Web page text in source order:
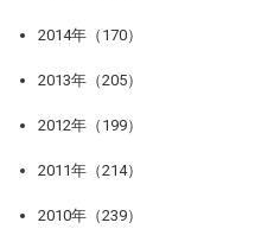
2014年（170）
2013年（205）
2012年（199）
2011年（214）
2010年（239）